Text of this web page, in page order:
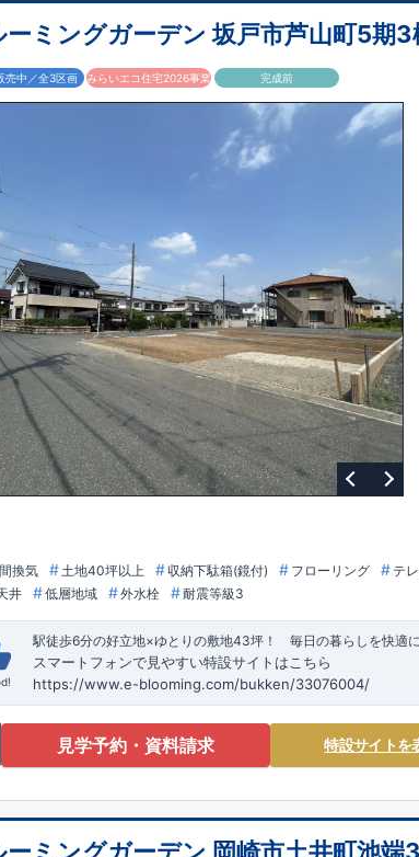
ーミングガーデン 坂戸市芦山町5期3
売中／全3区画 みらいエコ住宅2026事業 完成前
換気 土地40坪以上 収納下駄箱(鏡付) フローリング テ
井
低層地域 外水栓 耐震等級3
駅徒歩6分の好立地×ゆとりの敷地43坪！ 毎日の暮らしを快適
スマートフォンで見やすい特設サイトはこちら
https://www.e-blooming.com/bukken/33076004/
見学予約・資料請求 特設サイトを